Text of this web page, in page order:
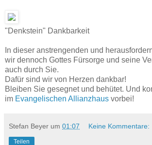
"Denkstein" Dankbarkeit
In dieser anstrengenden und
wir dennoch Gottes Fürsorge und seine
auch durch Sie.
Dafür sind wir von Herzen dankbar!
Bleiben Sie gesegnet und behütet. Und
im Evangelischen Allianzhaus vorbei!
Stefan Beyer um 01:07 Keine Kommentare:
Teilen